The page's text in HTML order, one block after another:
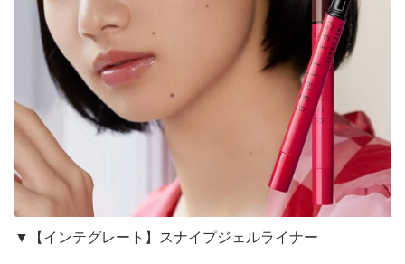
▼【インテグレート】スナイプジェルライナー